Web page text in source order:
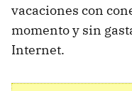
vacaciones con
momento y sin
Internet.